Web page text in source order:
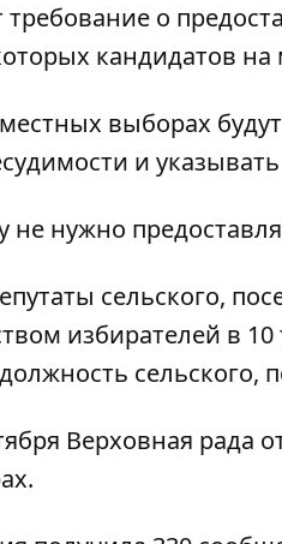
о
кандидатов
выборах
и
не нужно
сельского,
избирателей в 10
сельского,
Верховная рада